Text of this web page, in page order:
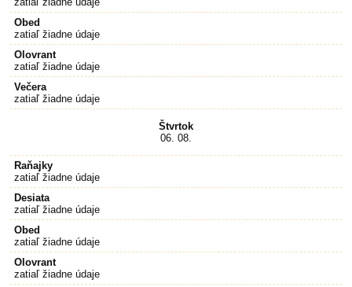
Obed
zatiaľ žiadne údaje
Olovrant
zatiaľ žiadne údaje
Večera
zatiaľ žiadne údaje
Štvrtok
06. 08.
Raňajky
zatiaľ žiadne údaje
Desiata
zatiaľ žiadne údaje
Obed
zatiaľ žiadne údaje
Olovrant
zatiaľ žiadne údaje